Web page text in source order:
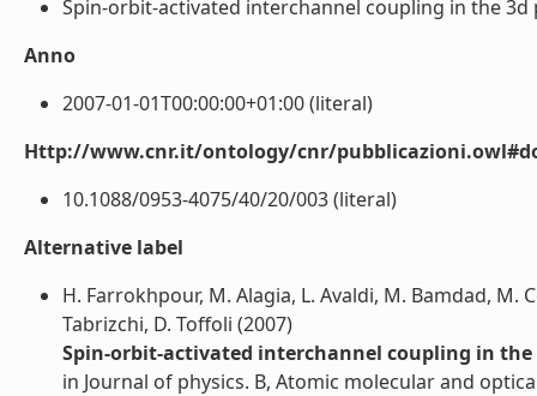
Spin-orbit-activated interchannel coupling in the
Anno
2007-01-01T00:00:00+01:00 (literal)
Http://www.cnr.it/ontology/cnr/
10.1088/0953-4075/40/20/003 (literal)
Alternative label
H. Farrokhpour, M. Alagia, L. Avaldi, M. Bamdad, M.
Tabrizchi, D. Toffoli (2007)
Spin-orbit-activated interchannel coupling in
in Journal of physics. B, Atomic molecular and